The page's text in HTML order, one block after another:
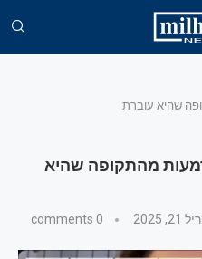
שהיא עוברת
מהתקופה שהיא
2025
0 comments